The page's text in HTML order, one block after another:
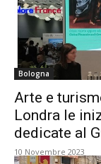
Bologna
Arte e
Londra le
dedicate al
10 Novembre 2023